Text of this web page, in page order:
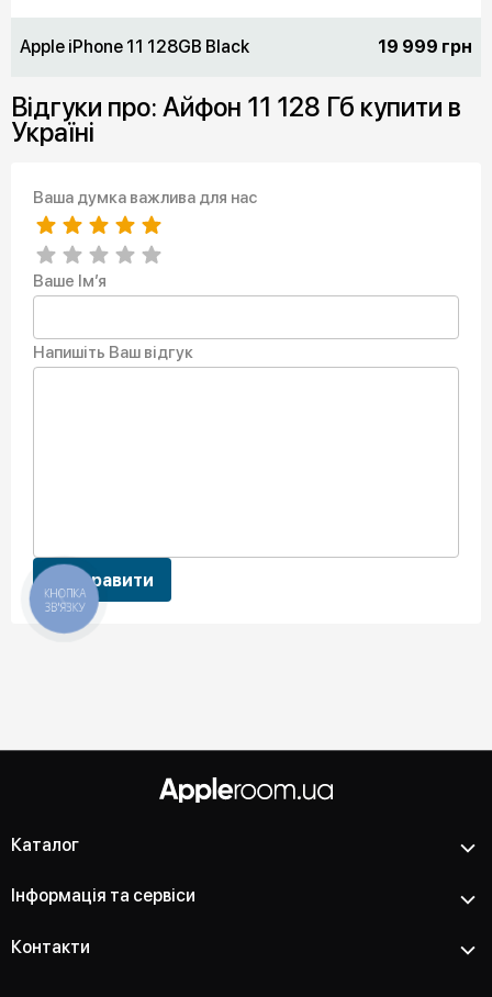
Apple iPhone 11 128GB Black 19 999 грн
Відгуки про: Айфон 11 128 Гб купити в
Україні
Ваша думка важлива для нас
Ваше Ім’я
Напишіть Ваш відгук
Відправити
Каталог
Інформація та сервіси
Контакти
КНОПКА
ЗВ'ЯЗКУ